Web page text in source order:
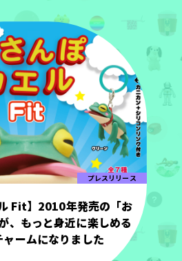
プレスリリース
Fit】2010年発売の「お
、もっと身近に楽しめる
ャームになりました